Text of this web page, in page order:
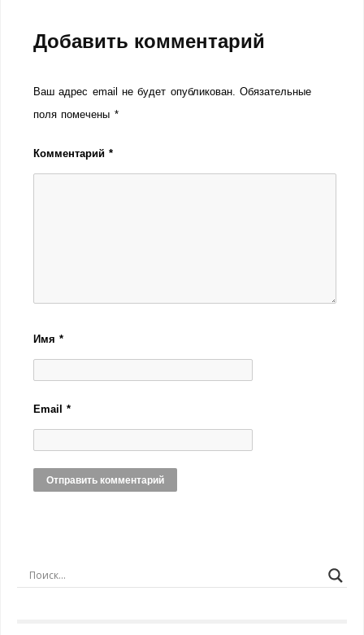
Добавить комментарий
Ваш адрес email не будет опубликован. Обязательные
поля помечены *
Комментарий*
Имя*
Email*